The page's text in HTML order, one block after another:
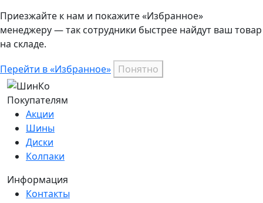
Приезжайте к нам и покажите «Избранное»
менеджеру — так сотрудники быстрее найдут ваш товар
на складе.
Перейти в «Избранное» Понятно
Покупателям
Акции
Шины
Диски
Колпаки
Информация
Контакты